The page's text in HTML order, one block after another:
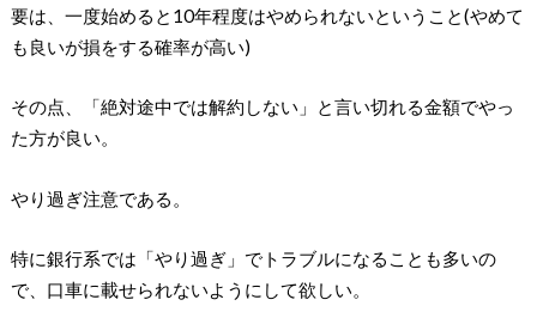
要は、一度始めると10年程度はやめられないということ(やめて
も良いが損をする確率が高い)
その点、「絶対途中では解約しない」と言い切れる金額でやっ
た方が良い。
やり過ぎ注意である。
特に銀行系では「やり過ぎ」でトラブルになることも多いの
で、口車に載せられないようにして欲しい。